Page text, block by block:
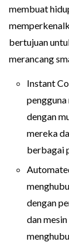
membuat
bertujuan
merancang
Instant
dengan
mereka
berbagai
dengan
dan